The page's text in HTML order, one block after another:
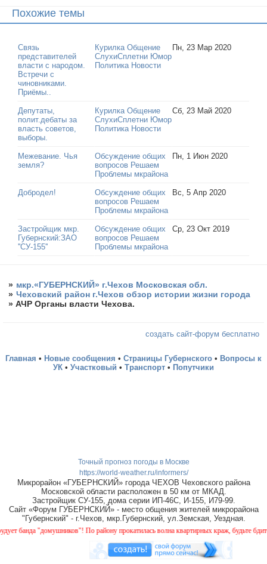
Похожие темы
Связь
представителей
власти с народом.
Встречи с
чиновниками.
Приёмы..
Курилка Общение
СлухиСплетни Юмор
Политика Новости
Пн, 23 Мар 2020
Депутаты,
полит.дебаты за
власть советов,
выборы.
Курилка Общение
СлухиСплетни Юмор
Политика Новости
Сб, 23 Май 2020
Межевание. Чья
земля?
Обсуждение общих
вопросов Решаем
Проблемы мкрайона
Пн, 1 Июн 2020
Добродел!
Обсуждение общих
вопросов Решаем
Проблемы мкрайона
Вс, 5 Апр 2020
Застройщик мкр.
Губернский:ЗАО
''СУ-155''
Обсуждение общих
вопросов Решаем
Проблемы мкрайона
Ср, 23 Окт 2019
» мкр.«ГУБЕРНСКИЙ» г.Чехов Московская обл.
» Чеховский район г.Чехов обзор истории жизни города
»АЧР Органы власти Чехова.
создать сайт-форум бесплатно
Главная • Новые сообщения • Страницы Губернского • Вопросы к
УК • Участковый • Транспорт • Попутчики
Точный прогноз погоды в Москве
https://world-weather.ru/informers/
Микрорайон «ГУБЕРНСКИЙ» города ЧЕХОВ Чеховского района
Московской области расположен в 50 км от МКАД.
Застройщик СУ-155, дома серии ИП-46С, И-155, И79-99.
Сайт «Форум ГУБЕРНСКИЙ» - место общения жителей микрорайона
"Губернский" - г.Чехов, мкр.Губернский, ул.Земская, Уездная.
По району прокатилась волна квартирных краж, будьте бдительны!